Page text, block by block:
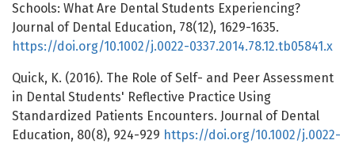
Schools: What Are Dental Students Experiencing?
Journal of Dental Education, 78(12), 1629-1635.
https://doi.org/10.1002/j.0022-0337.2014.78.12.tb05841.x
Quick, K. (2016). The Role of Self- and Peer Assessment
in Dental Students' Reflective Practice Using
Standardized Patients Encounters. Journal of Dental
Education, 80(8), 924-929 https://doi.org/10.1002/j.0022-